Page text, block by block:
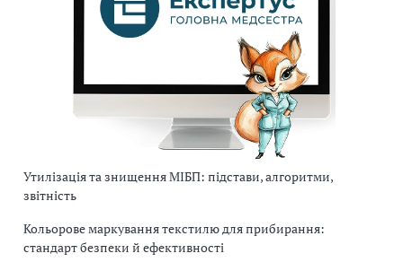
Утилізація та знищення МІБП: підстави, алгоритми,
звітність
Кольорове маркування текстилю для прибирання:
стандарт безпеки й ефективності